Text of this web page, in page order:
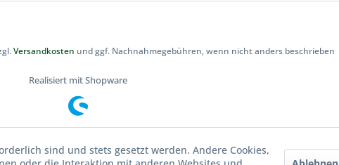
Versandkosten und ggf. Nachnahmegebühren, wenn nicht anders beschrieben
Realisiert mit Shopware
sind und stets gesetzt werden. Andere Cookies,